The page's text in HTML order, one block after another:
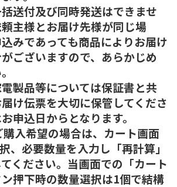
送付及び同時発送はできませ
主様とお届け先様が同じ場
みであっても商品によりお届け
ございますので、あらかじめ
製品等については保証書と共
け伝票を大切に保管してくださ
申込日からとなります。
入希望の場合は、カート画面
、必要数量を入力し「再計算」
ください。当画面での「カート
押下時の数量選択は1個で結構